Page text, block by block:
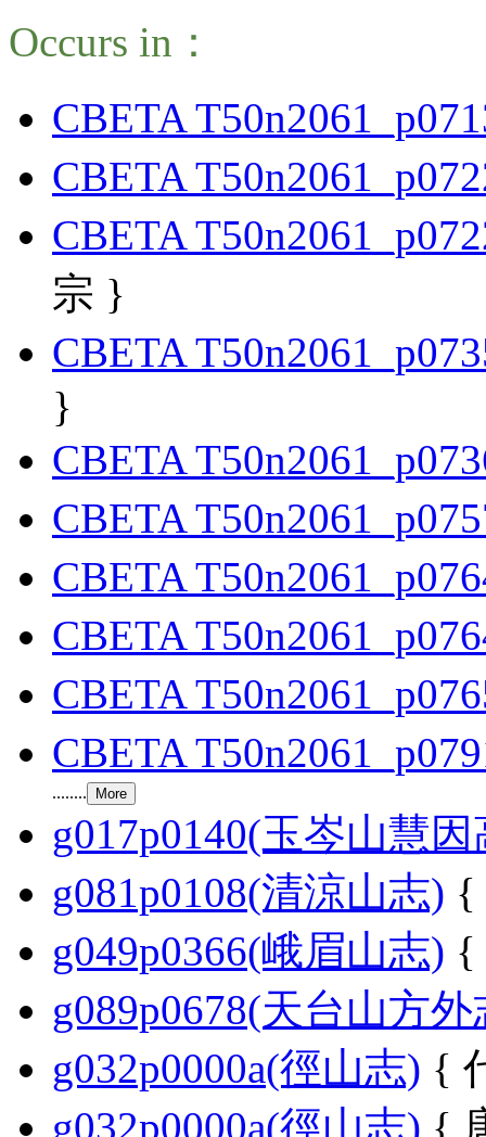
Occurs in：
CBETA
CBETA
CBETA
宗 }
CBETA
}
CBETA
CBETA
CBETA
CBETA
CBETA
CBETA
........
g017p0140(玉岑山慧
g081p0108(清涼山志) {
g049p0366(峨眉山志) {
g089p0678(天台山方外
g032p0000a(徑山志) {
g032p0000a(徑山志) {